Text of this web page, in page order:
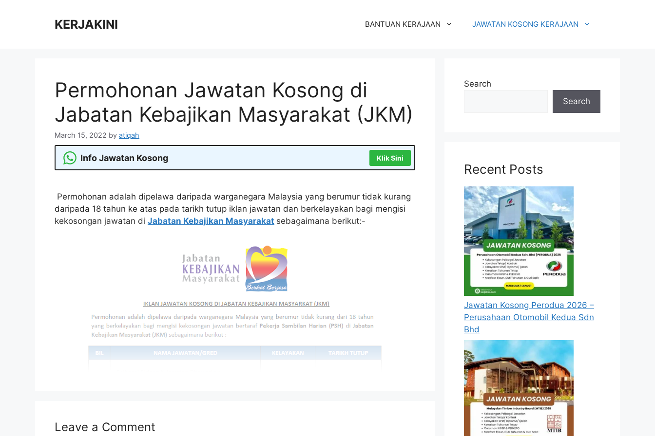
KERJAKINI BANTUAN KERAJAAN JAWATAN KOSONG KERAJAAN
Permohonan Jawatan Kosong di
Jabatan Kebajikan Masyarakat (JKM)
March 15, 2022 by atiqah
Info Jawatan Kosong Klik Sini
Permohonan adalah dipelawa daripada warganegara Malaysia yang berumur tidak kurang
daripada 18 tahun ke atas pada tarikh tutup iklan jawatan dan berkelayakan bagi mengisi
kekosongan jawatan di Jabatan Kebajikan Masyarakat sebagaimana berikut:-
Isi Kandungan
Leave a Comment
Search
Search
Recent Posts
Jawatan Kosong Perodua 2026 –
Perusahaan Otomobil Kedua Sdn
Bhd